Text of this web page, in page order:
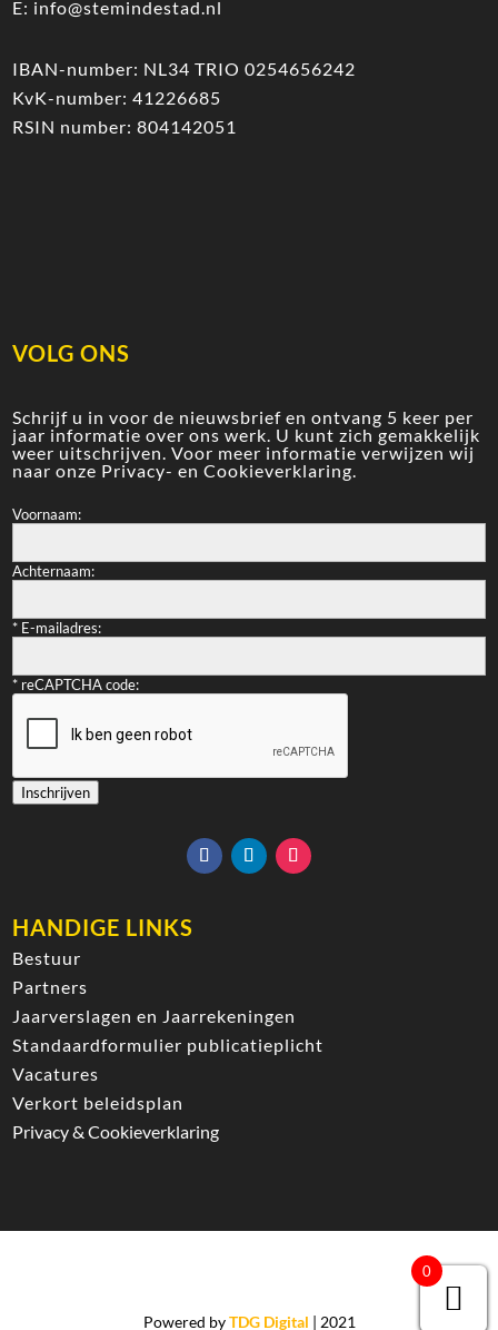
E: info@stemindestad.nl
IBAN-number: NL34 TRIO 0254656242
KvK-number: 41226685
RSIN number: 804142051
VOLG ONS
Schrijf u in voor de nieuwsbrief en ontvang 5 keer per
jaar informatie over ons werk. U kunt zich gemakkelijk
weer uitschrijven. Voor meer informatie verwijzen wij
naar onze Privacy- en Cookieverklaring
Voornaam:
Achternaam:
* E-mailadres:
* reCAPTCHA code:
Inschrijven
HANDIGE LINKS
Bestuur
Partners
Jaarverslagen en Jaarrekeningen
Standaardformulier publicatieplicht
Vacatures
Verkort beleidsplan
Privacy & Cookieverklaring
Powered byTDG Digital | 2021
0